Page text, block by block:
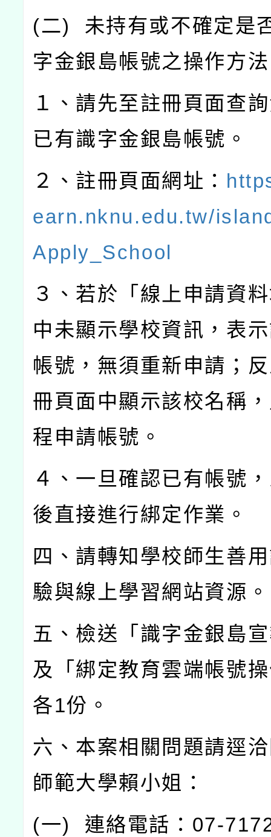
(二) 未持有或不確定是
字金銀島帳號之操作方
１、請先至註冊頁面查
已有識字金銀島帳號。
２、註冊頁面網址：
earn.nknu.edu.tw/
Apply_School
３、若於「線上申請資
中未顯示學校資訊，表
帳號，無須重新申請；
冊頁面中顯示該校名稱
程申請帳號。
４、一旦確認已有帳號
後直接進行綁定作業。
四、請轉知學校師生善
驗與線上學習網站資源。
五、檢送「識字金銀島
及「綁定教育雲端帳號
各1份。
六、本案相關問題請逕
師範大學賴小姐：
(一) 連絡電話： 07-